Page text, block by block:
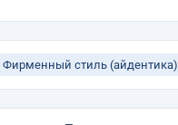
Фирменный стиль (айдентика)